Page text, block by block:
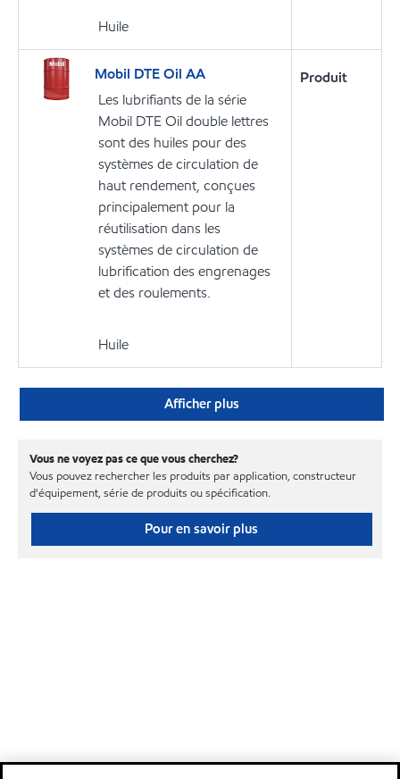
Huile
Mobil DTE Oil AA
Les lubrifiants de la série
Mobil DTE Oil double lettres
sont des huiles pour des
systèmes de circulation de
haut rendement, conçues
principalement pour la
réutilisation dans les
systèmes de circulation de
lubrification des engrenages
et des roulements.
Huile
Produit
Afficher plus
Vous ne voyez pas ce que vous cherchez?
Vous pouvez rechercher les produits par application, constructeur
d'équipement, série de produits ou spécification.
Pour en savoir plus